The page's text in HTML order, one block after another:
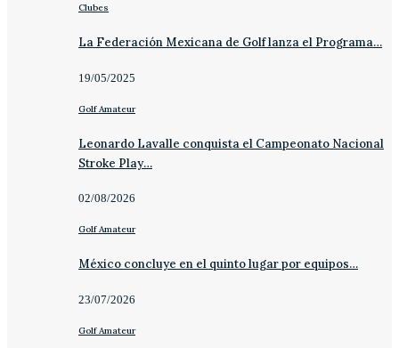
Clubes
La Federación Mexicana de Golf lanza el Programa…
19/05/2025
Golf Amateur
Leonardo Lavalle conquista el Campeonato Nacional
Stroke Play…
02/08/2026
Golf Amateur
México concluye en el quinto lugar por equipos…
23/07/2026
Golf Amateur